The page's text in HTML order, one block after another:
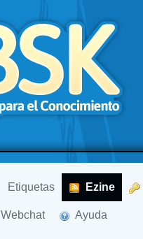
Etiquetas Ezine
Webchat Ayuda